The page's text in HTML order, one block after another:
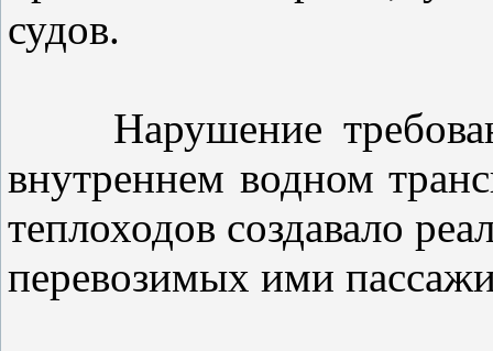
судов.
Нарушение
внутреннем водном
теплоходов создавало
перевозимых ими